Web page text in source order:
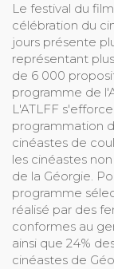
Le festival du
célébration du
jours présente
représentant
de 6 000
programme de
L'ATLFF
programmation
cinéastes de
les cinéastes
de la Géorgie.
programme
réalisé par des
conformes au
ainsi que 24%
cinéastes de